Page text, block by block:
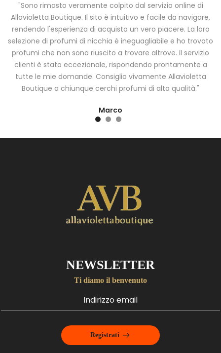
"Sono rimasto veramente colpito dal servizio online di
Allavioletta Boutique. Il sito è intuitivo e facile da navigare,
rendendo l'esperienza di acquisto un vero piacere. La loro
selezione di profumi di nicchia è ineguagliabile e ho trovato
profumi che non sono riuscito a trovare altrove. Il servizio
clienti è stato eccezionale, rispondendo prontamente a
tutte le mie domande. Consiglio vivamente Allavioletta
Boutique a chiunque cerchi profumi di alta qualità."
Marco
NEWSLETTER
Ti diamo il benvenuto
Registrati